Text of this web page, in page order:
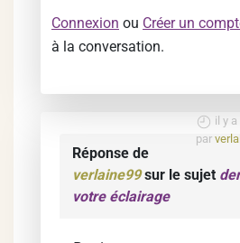
Connexion ou Créer un
à la conversation.
il y
par
Réponse de
verlaine99sur le sujet
votre éclairage